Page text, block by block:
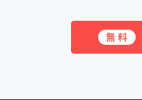
無料